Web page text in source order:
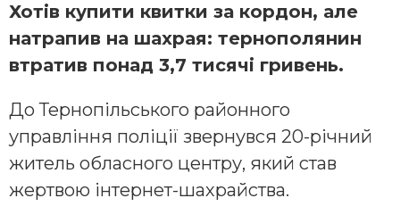
Хотів купити квитки за кордон, але
натрапив на шахрая: тернополянин
втратив понад 3,7 тисячі гривень.
До Тернопільського районного
управління поліції звернувся 20-річний
житель обласного центру, який став
жертвою інтернет-шахрайства.